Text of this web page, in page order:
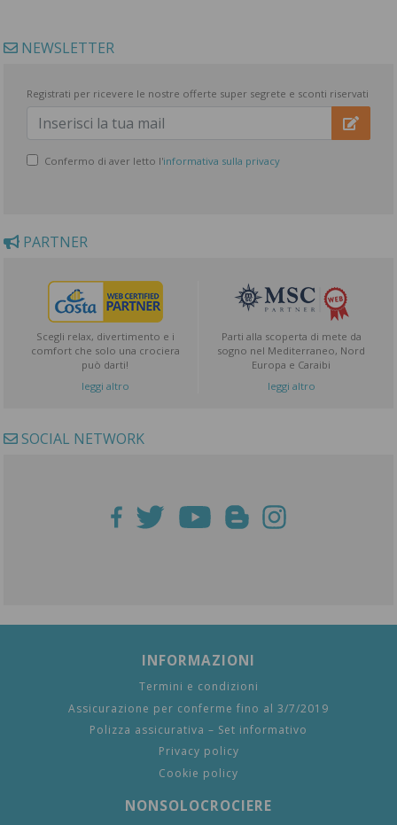
NEWSLETTER
Registrati per ricevere le nostre offerte super segrete e sconti riservati
Confermo di aver letto l'informativa sulla privacy
PARTNER
Scegli relax, divertimento e i
comfort che solo una crociera
può darti!
leggi altro
Parti alla scoperta di mete da
sogno nel Mediterraneo, Nord
Europa e Caraibi
leggi altro
SOCIAL NETWORK
INFORMAZIONI
Termini e condizioni
Assicurazione per conferme fino al 3/7/2019
Polizza assicurativa – Set informativo
Privacy policy
Cookie policy
NONSOLOCROCIERE